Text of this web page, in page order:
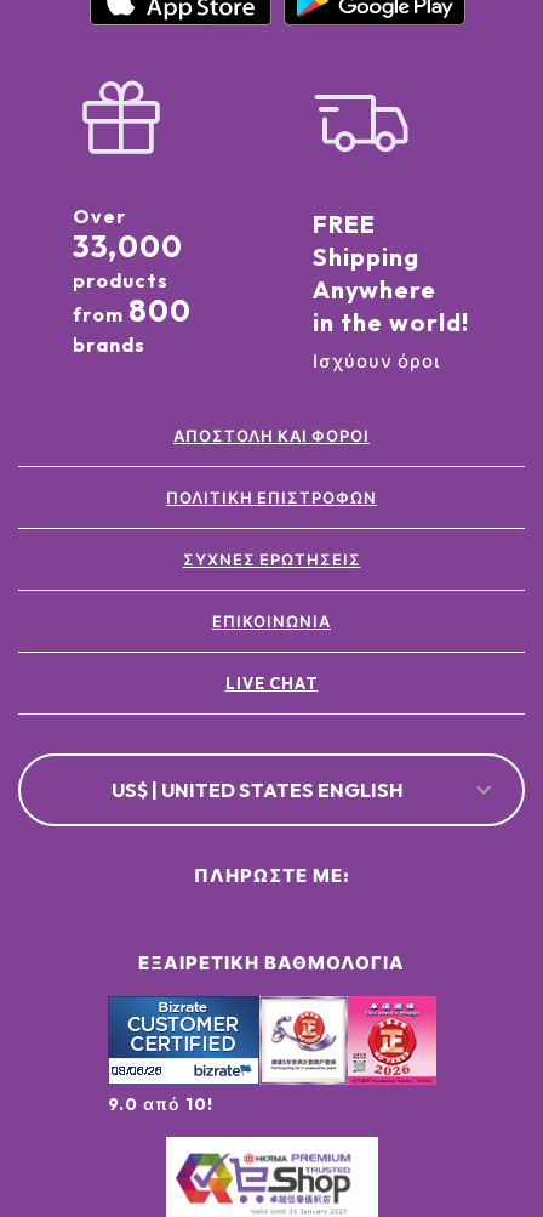
Over
33,000
products
from 800
brands
FREE
Shipping
Anywhere
in the world!
Ισχύουν όροι
ΑΠΟΣΤΟΛΉ ΚΑΙ ΦΌΡΟΙ
ΠΟΛΙΤΙΚΉ ΕΠΙΣΤΡΟΦΏΝ
ΣΥΧΝΈΣ ΕΡΩΤΉΣΕΙΣ
ΕΠΙΚΟΙΝΩΝΊΑ
LIVE CHAT
US$ | UNITED STATES ENGLISH
ΕΞΑΙΡΕΤΙΚΉ ΒΑΘΜΟΛΟΓΊΑ
9.0 από 10!
ΠΛΗΡΏΣΤΕ ΜΕ: